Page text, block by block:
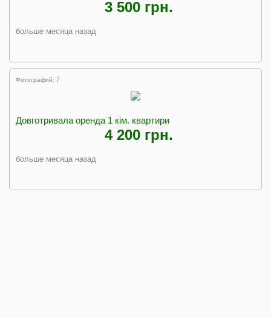
3 500 грн.
больше месяца назад
Фотографий: 7
Довготривала оренда 1 кім. квартири
4 200 грн.
больше месяца назад